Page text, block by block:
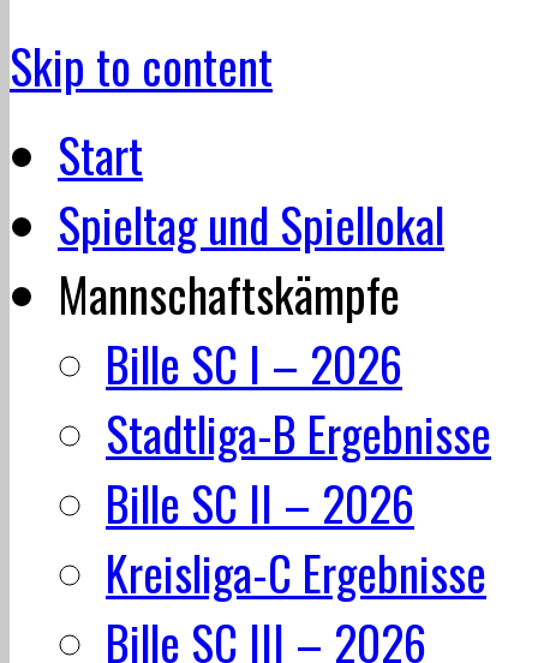
Skip to content
Start
Spieltag und Spiellokal
Mannschaftskämpfe
Bille SC I – 2026
Stadtliga-B Ergebnisse
Bille SC II – 2026
Kreisliga-C Ergebnisse
Bille SC III – 2026